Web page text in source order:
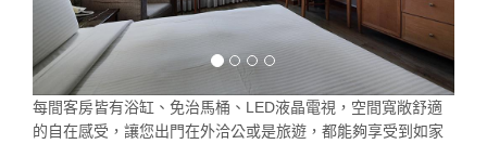
每間客房皆有浴缸、免治馬桶、LED液晶電視，空間寬敞舒適
的自在感受，讓您出門在外洽公或是旅遊，都能夠享受到如家